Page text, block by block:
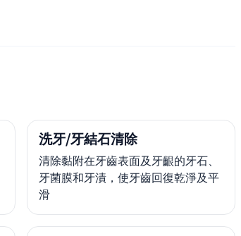
洗牙/牙結石清除
清除黏附在牙齒表面及牙齦的牙石、
牙菌膜和牙漬，使牙齒回復乾淨及平
滑